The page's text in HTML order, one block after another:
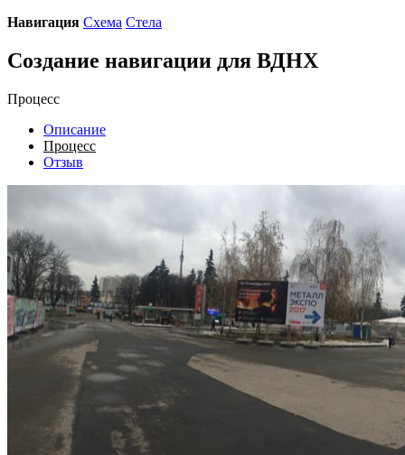
Навигация Схема Стела
Создание навигации для ВДНХ
Процесс
Описание
Процесс
Отзыв